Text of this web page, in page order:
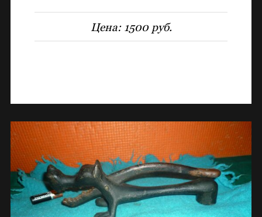
Цена: 1500 руб.